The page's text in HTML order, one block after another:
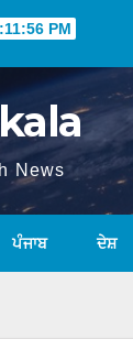
PM
News
ਪੰਜਾਬ ਦੇਸ਼